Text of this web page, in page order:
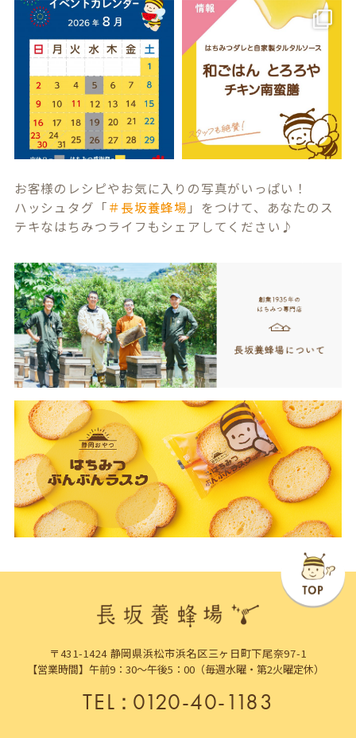
お客様のレシピやお気に入りの写真がいっぱい！
ハッシュタグ「＃長坂養蜂場 」をつけて、あなたのス
テキなはちみつライフもシェアしてください♪
〒431-1424 静岡県浜松市浜名区三ヶ日町下尾奈97-1
【営業時間】午前9：30～午後5：00（毎週水曜・第2火曜定休）
TEL：0120-40-1183